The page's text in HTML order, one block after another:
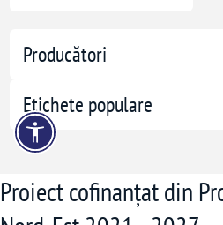
Producători
Etichete populare
Proiect cofinanțat din